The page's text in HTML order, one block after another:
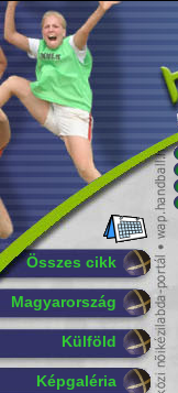
Összes cikk
Magyarország
Külföld
Képgaléria